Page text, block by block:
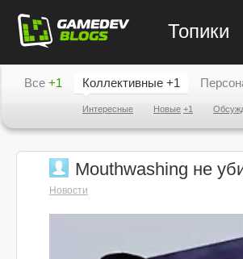
Топики
Все +1 Коллективные +1
Интересные Новые +1
Mouthwashing не
Новости